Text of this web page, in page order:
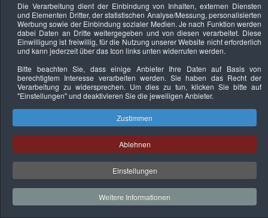
Keine Termine
Datenschutzerklärung Urheberrechtsnachweise Nachhaltigkeit
Copyright © 2026. Bundesverband Deutscher
Sachverständiger und Fachgutachter e.V..
Die Verarbeitung dient der Einbindung von Inhalten, externen Diensten
und Elementen Dritter, der statistischen Analyse/Messung, personalisierten
Werbung sowie der Einbindung sozialer Medien. Je nach Funktion werden
dabei Daten an Dritte weitergegeben und von diesen verarbeitet. Diese
Einwilligung ist freiwillig, für die Nutzung unserer Website nicht erforderlich
und kann jederzeit über das Icon links unten widerrufen werden.
Bitte beachten Sie, dass einige Anbieter Ihre Daten auf Basis von
berechtigtem Interesse verarbeiten werden. Sie haben das Recht der
Verarbeitung zu widersprechen. Um dies zu tun, klicken Sie bitte auf
"Einstellungen"und deaktivieren Sie die jeweiligen Anbieter.
Zustimmen
Ablehnen
Einstellungen
Weitere Informationen